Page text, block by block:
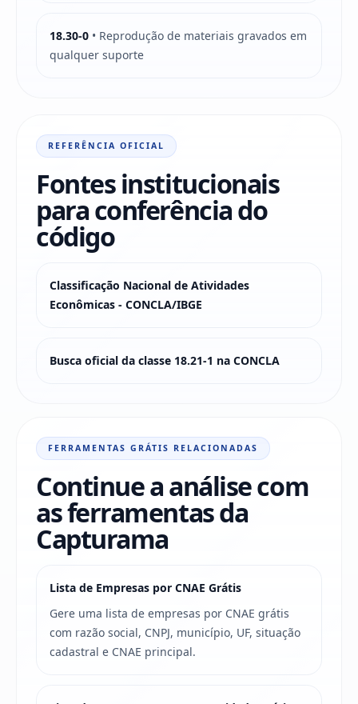
18.30-0 • Reprodução de materiais gravados em
qualquer suporte
REFERÊNCIA OFICIAL
Fontes institucionais
para conferência do
código
Classificação Nacional de Atividades
Econômicas - CONCLA/IBGE
Busca oficial da classe 18.21-1 na CONCLA
FERRAMENTAS GRÁTIS RELACIONADAS
Continue a análise com
as ferramentas da
Capturama
Lista de Empresas por CNAE Grátis
Gere uma lista de empresas por CNAE grátis
com razão social, CNPJ, município, UF, situação
cadastral e CNAE principal.